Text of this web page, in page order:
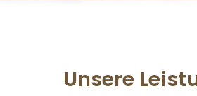
Unsere